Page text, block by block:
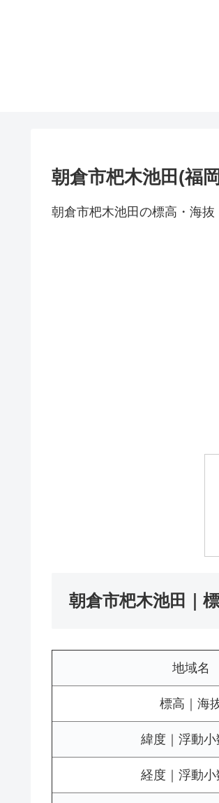
朝倉市杷木池田(福
朝倉市杷木池田の標高・海抜
朝倉市杷木池田｜
地域名
標高｜海
緯度｜浮動小
経度｜浮動小